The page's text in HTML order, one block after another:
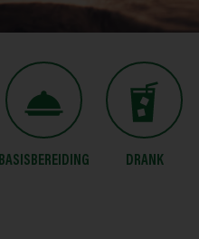
BASISBEREIDING DRANK